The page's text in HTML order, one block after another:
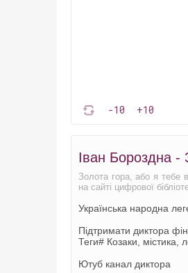
-10 +10
Іван Бороздна -
Золота гора, або я тебе
на сайті цифрової
Українська народна
Підтримати диктора
Теги# Козаки, містика,
Ютуб канал диктора